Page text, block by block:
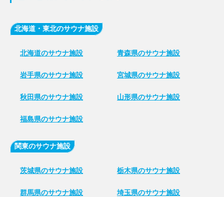
北海道・東北のサウナ施設
北海道のサウナ施設 青森県のサウナ施設
岩手県のサウナ施設 宮城県のサウナ施設
秋田県のサウナ施設 山形県のサウナ施設
福島県のサウナ施設
関東のサウナ施設
茨城県のサウナ施設 栃木県のサウナ施設
群馬県のサウナ施設 埼玉県のサウナ施設